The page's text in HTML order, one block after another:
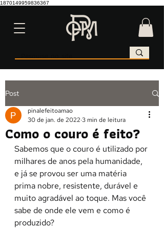
1870149959836367
Post
Como o couro é feito?
pinalefeitoamao
30 de jan. de 2022 3 min de leitura
Sabemos que o couro é utilizado por
milhares de anos pela humanidade,
e já se provou ser uma matéria
prima nobre, resistente, durável e
muito agradável ao toque. Mas você
sabe de onde ele vem e como é
produzido?